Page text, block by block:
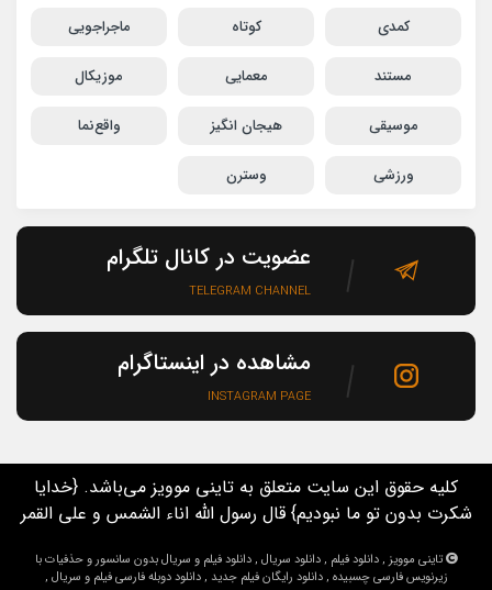
کمدی کوتاه ماجراجویی
مستند معمایی موزیکال
موسیقی هیجان انگیز واقع‌نما
ورزشی وسترن
عضویت در کانال تلگرام
TELEGRAM CHANNEL
مشاهده در اینستاگرام
INSTAGRAM PAGE
کلیه حقوق این سایت متعلق به تاینی موویز می‌باشد. {خدایا
شکرت بدون تو ما نبودیم} قال رسول الله اناء الشمس و علی القمر
تاینی موویز , دانلود فیلم , دانلود سریال , دانلود فیلم و سریال بدون سانسور و حذفیات با
زیرنویس فارسی چسبیده , دانلود رایگان فیلم جدید , دانلود دوبله فارسی فیلم و سریال ,